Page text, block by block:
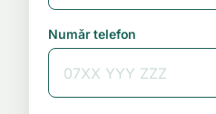
Numǎr telefon